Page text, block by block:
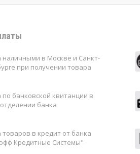
наличными в Москве и Санкт-
при получении товара
по банковской квитанции в
банка
товаров в кредит от банка
Кредитные Системы"